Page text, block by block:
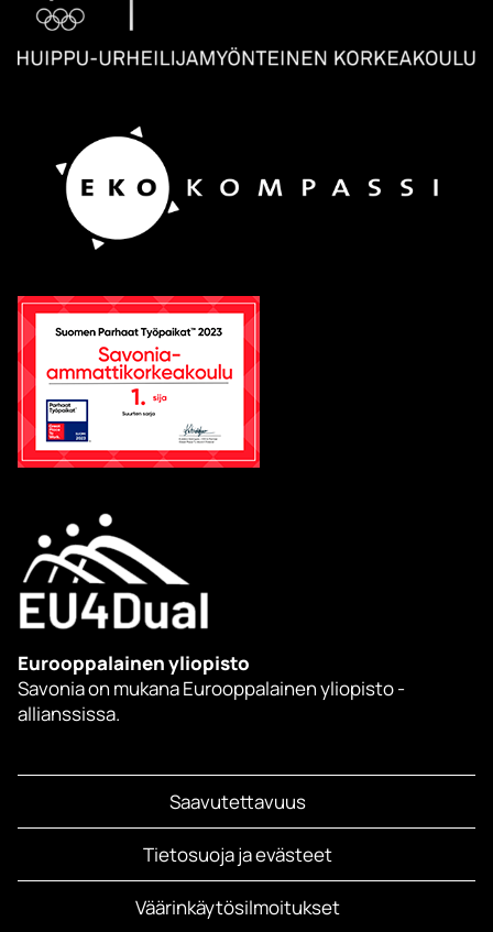
Eurooppalainen yliopisto
Savonia on mukana Eurooppalainen yliopisto -
allianssissa.
Saavutettavuus
Tietosuoja ja evästeet
Väärinkäytösilmoitukset